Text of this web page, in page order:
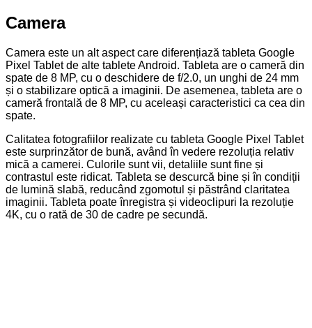
Camera
Camera este un alt aspect care diferențiază tableta Google
Pixel Tablet de alte tablete Android. Tableta are o cameră din
spate de 8 MP, cu o deschidere de f/2.0, un unghi de 24 mm
și o stabilizare optică a imaginii. De asemenea, tableta are o
cameră frontală de 8 MP, cu aceleași caracteristici ca cea din
spate.
Calitatea fotografiilor realizate cu tableta Google Pixel Tablet
este surprinzător de bună, având în vedere rezoluția relativ
mică a camerei. Culorile sunt vii, detaliile sunt fine și
contrastul este ridicat. Tableta se descurcă bine și în condiții
de lumină slabă, reducând zgomotul și păstrând claritatea
imaginii. Tableta poate înregistra și videoclipuri la rezoluție
4K, cu o rată de 30 de cadre pe secundă.